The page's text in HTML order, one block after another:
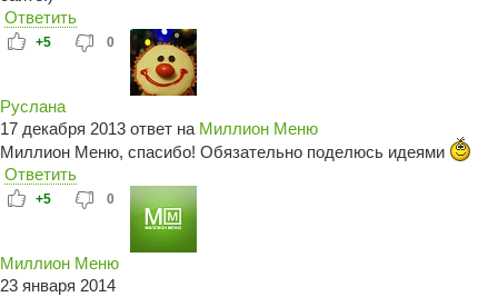
Ответить
+5 0
Руслана
17 декабря 2013 ответ на Миллион Меню
Миллион Меню, спасибо! Обязательно поделюсь идеями
Ответить
+5 0
Миллион Меню
23 января 2014